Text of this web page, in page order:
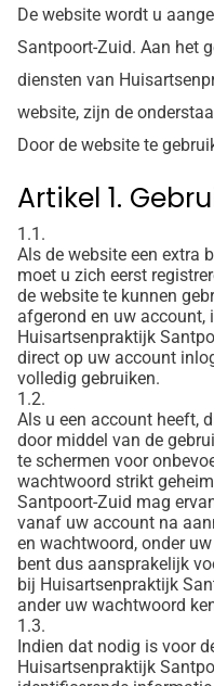
De website wordt u
Santpoort-Zuid. Aan het
diensten van
website, zijn de
Door de website te
Artikel 1.
1.1.
Als de website een extra
moet u zich eerst
de website te kunnen
afgerond en uw account,
Huisartsenpraktijk
direct op uw account
volledig gebruiken.
1.2.
Als u een account heeft,
door middel van de
te schermen voor
wachtwoord strikt
Santpoort-Zuid mag
vanaf uw account na
en wachtwoord, onder
bent dus aansprakelijk
bij Huisartsenpraktijk
ander uw wachtwoord
1.3.
Indien dat nodig is voor
Huisartsenpraktijk